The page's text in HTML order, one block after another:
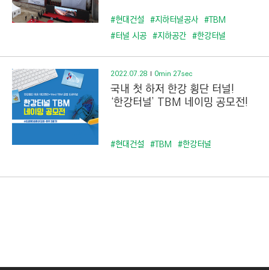
#현대건설 #지하터널공사 #TBM
#터널 시공 #지하공간 #한강터널
2022.07.28 0min 27sec
국내 첫 하저 한강 횡단 터널!
‘한강터널’ TBM 네이밍 공모전!
#현대건설 #TBM #한강터널